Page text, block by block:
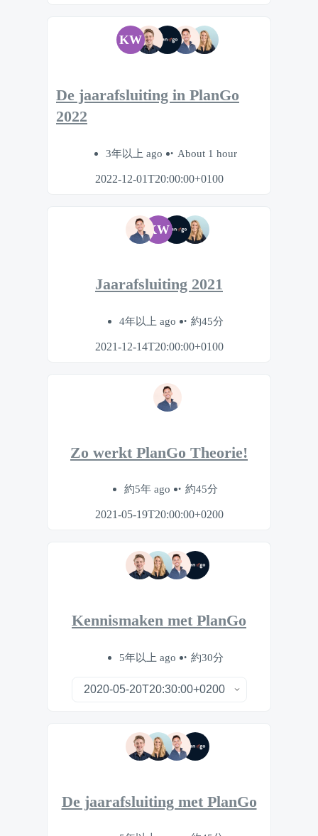
KW
De jaarafsluiting in PlanGo
2022
3年以上 ago About 1 hour
2022-12-01T20:00:00+0100
KW
Jaarafsluiting 2021
4年以上 ago 約45分
2021-12-14T20:00:00+0100
Zo werkt PlanGo Theorie!
約5年 ago 約45分
2021-05-19T20:00:00+0200
Kennismaken met PlanGo
5年以上 ago 約30分
De jaarafsluiting met PlanGo